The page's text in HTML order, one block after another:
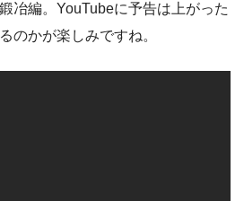
冶編。YouTubeに予告は上がった
のかが楽しみですね。